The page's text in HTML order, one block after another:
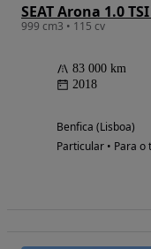
SEAT Arona 1.0
999 cm3 • 115 cv
83 000 km
2018
Benfica (Lisboa)
Particular • Para o